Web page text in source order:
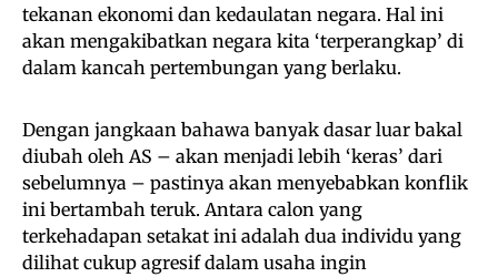
tekanan ekonomi dan kedaulatan negara. Hal ini
akan mengakibatkan negara kita ‘terperangkap’ di
dalam kancah pertembungan yang berlaku.
Dengan jangkaan bahawa banyak dasar luar bakal
diubah oleh AS – akan menjadi lebih ‘keras’ dari
sebelumnya – pastinya akan menyebabkan konflik
ini bertambah teruk. Antara calon yang
terkehadapan setakat ini adalah dua individu yang
dilihat cukup agresif dalam usaha ingin